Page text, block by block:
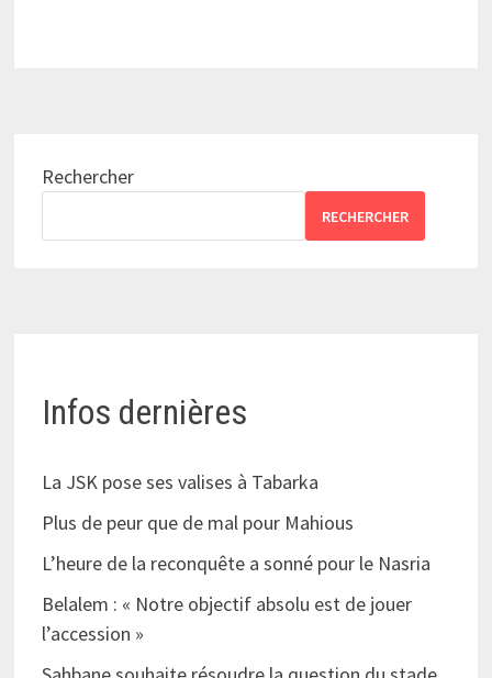
Rechercher
RECHERCHER
Infos dernières
La JSK pose ses valises à Tabarka
Plus de peur que de mal pour Mahious
L’heure de la reconquête a sonné pour le Nasria
Belalem : « Notre objectif absolu est de jouer
l’accession »